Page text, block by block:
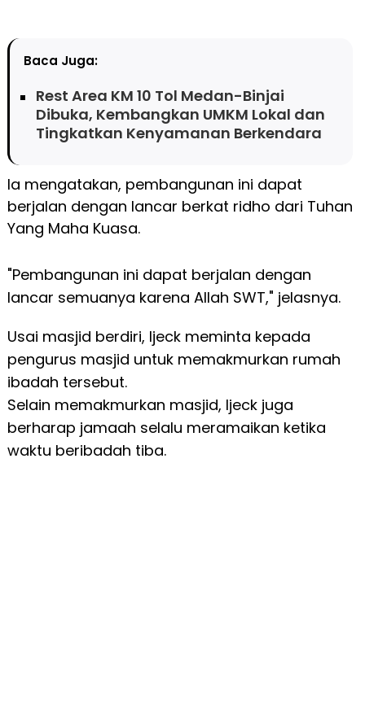
Baca Juga:
Rest Area KM 10 Tol Medan-Binjai
Dibuka, Kembangkan UMKM Lokal dan
Tingkatkan Kenyamanan Berkendara
Ia mengatakan, pembangunan ini dapat
berjalan dengan lancar berkat ridho dari Tuhan
Yang Maha Kuasa.
"Pembangunan ini dapat berjalan dengan
lancar semuanya karena Allah SWT," jelasnya.
Usai masjid berdiri, Ijeck meminta kepada
pengurus masjid untuk memakmurkan rumah
ibadah tersebut.
Selain memakmurkan masjid, Ijeck juga
berharap jamaah selalu meramaikan ketika
waktu beribadah tiba.